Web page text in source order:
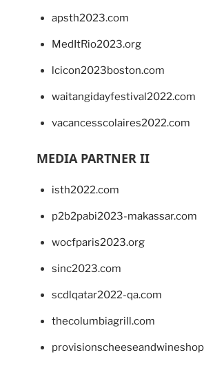
apsth2023.com
MedItRio2023.org
lcicon2023boston.com
waitangidayfestival2022.com
vacancesscolaires2022.com
MEDIA PARTNER II
isth2022.com
p2b2pabi2023-makassar.com
wocfparis2023.org
sinc2023.com
scdlqatar2022-qa.com
thecolumbiagrill.com